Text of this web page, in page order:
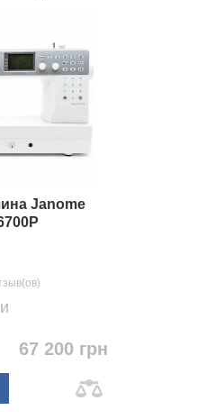
эту швейную машину!
прошила. Просто бомба, то,
)
рукава, и строчки 9 мм
съемного рукава, и
еще
Janome
67 200 грн